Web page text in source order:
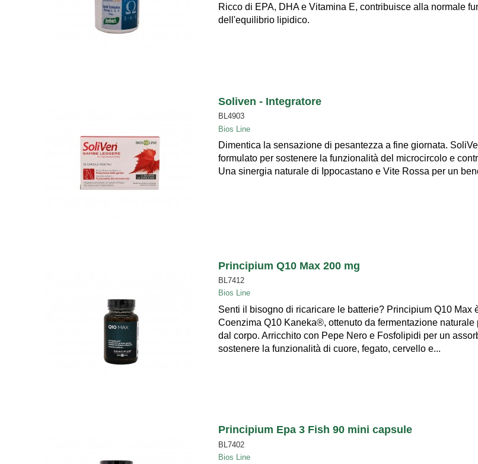
Ricco di EPA, DHA e Vitamina E, contribuisce alla normale
dell'equilibrio lipidico.
Soliven - Integratore
BL4903
Bios Line
Dimentica la sensazione di pesantezza a fine giornata.
formulato per sostenere la funzionalità del microcircolo e
Una sinergia naturale di Ippocastano e Vite Rossa per un
Principium Q10 Max 200 mg
BL7412
Bios Line
Senti il bisogno di ricaricare le batterie? Principium Q10 Max
Coenzima Q10 Kaneka®, ottenuto da fermentazione
dal corpo. Arricchito con Pepe Nero e Fosfolipidi per un
sostenere la funzionalità di cuore, fegato, cervello e...
Principium Epa 3 Fish 90 mini capsule
BL7402
Bios Line